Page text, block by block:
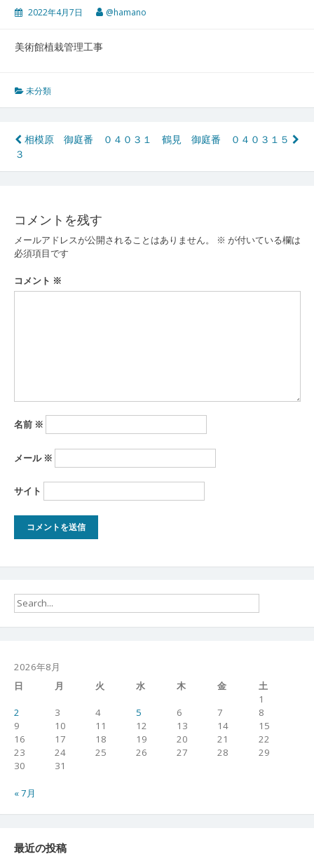
2022年4月7日 @hamano
美術館植栽管理工事
未分類
投
稿
ビ
ゲ
ー
シ
相模原 御庭番 ０４０３１
３
鶴見 御庭番 ０４０３１５
コメントを残す
メールアドレスが公開されることはありません。 ※ が付いている欄は
必須項目です
コメント ※
名前 ※
メール ※
サイト
2026年8月
日
月 火 水 木 金
土
1
2
3 4 5 6 7
8
9
10 11 12 13 14
15
16
17 18 19 20 21
22
23
24 25 26 27 28
29
30
31
« 7月
最近の投稿